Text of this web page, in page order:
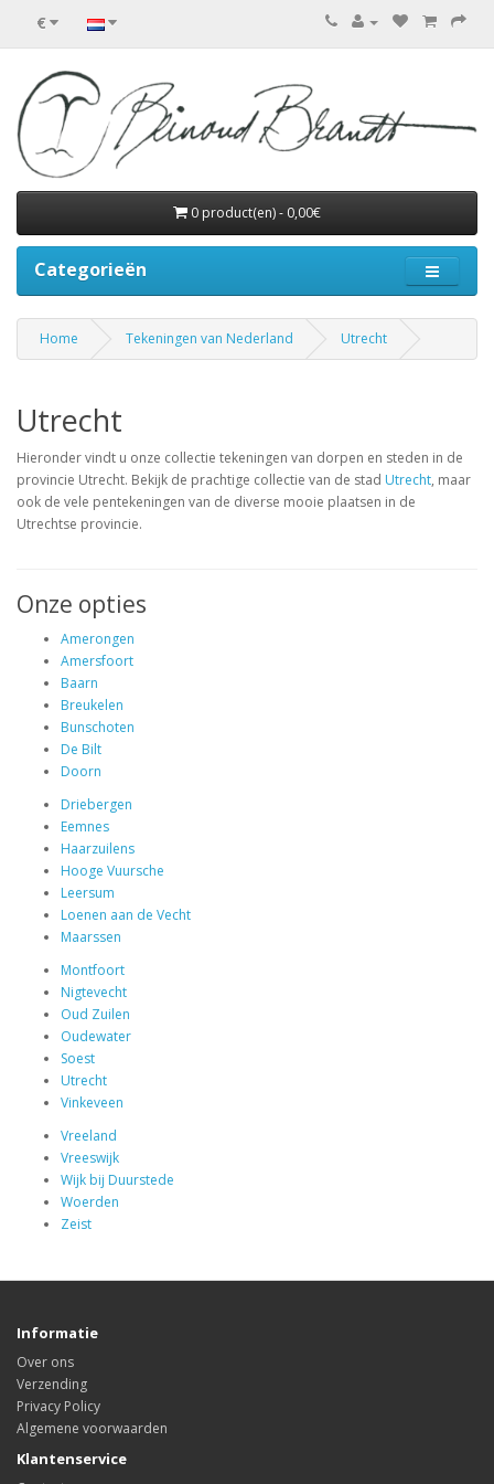
€
0 product(en) - 0,00€
Categorieën
Home Tekeningen van Nederland Utrecht
Utrecht
Hieronder vindt u onze collectie tekeningen van dorpen en steden in de
provincie Utrecht. Bekijk de prachtige collectie van de stad Utrecht, maar
ook de vele pentekeningen van de diverse mooie plaatsen in de
Utrechtse provincie.
Onze opties
Amerongen
Amersfoort
Baarn
Breukelen
Bunschoten
De Bilt
Doorn
Driebergen
Eemnes
Haarzuilens
Hooge Vuursche
Leersum
Loenen aan de Vecht
Maarssen
Montfoort
Nigtevecht
Oud Zuilen
Oudewater
Soest
Utrecht
Vinkeveen
Vreeland
Vreeswijk
Wijk bij Duurstede
Woerden
Zeist
Informatie
Over ons
Verzending
Privacy Policy
Algemene voorwaarden
Klantenservice